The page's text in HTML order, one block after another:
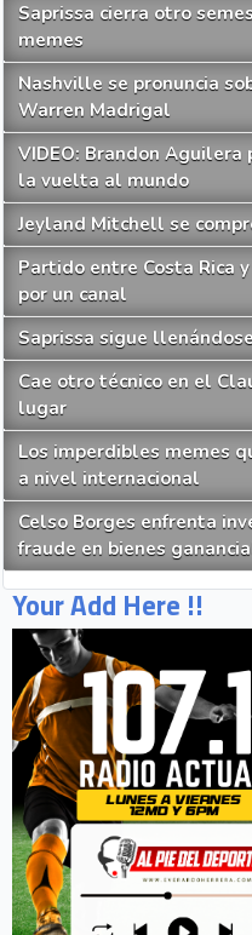
Saprissa cierra otro
memes
Nashville se pronuncia
Warren Madrigal
VIDEO: Brandon
la vuelta al mundo
Jeyland Mitchell se
Partido entre Costa Rica
por un canal
Saprissa sigue
Cae otro técnico en el
lugar
Los imperdibles memes
a nivel internacional
Celso Borges enfrenta
fraude en bienes
Your Add Here !!